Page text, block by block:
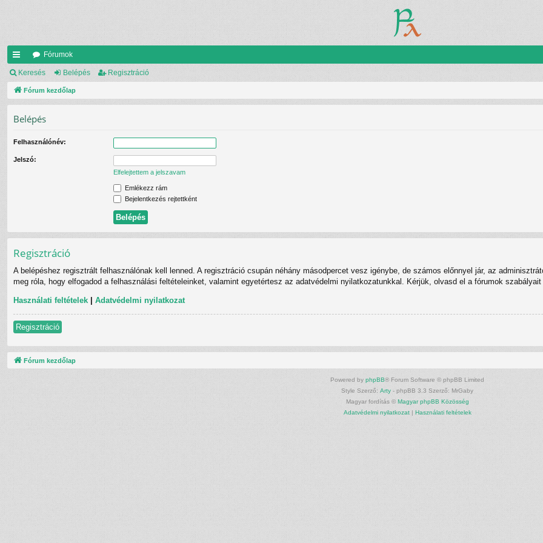
yo
rs
k
Fórumok
Keresés Belépés Regisztráció
Fórum kezdőlap
Belépés
Felhasználónév:
Jelszó:
Elfelejtettem a jelszavam
Emlékezz rám
Bejelentkezés rejtettként
Regisztráció
A belépéshez regisztrált felhasználónak kell lenned. A regisztráció csupán néhány másodpercet vesz igénybe, de számos előnnyel jár, az
meg róla, hogy elfogadod a felhasználási feltételeinket, valamint egyetértesz az adatvédelmi nyilatkozatunkkal. Kérjük, olvasd el a fórumok szabályait
Használati feltételek | Adatvédelmi nyilatkozat
Regisztráció
Fórum kezdőlap
Powered by phpBB® Forum Software © phpBB Limited
Style Szerző: Arty - phpBB 3.3 Szerző: MrGaby
Magyar fordítás © Magyar phpBB Közösség
Adatvédelmi nyilatkozat| Használati feltételek